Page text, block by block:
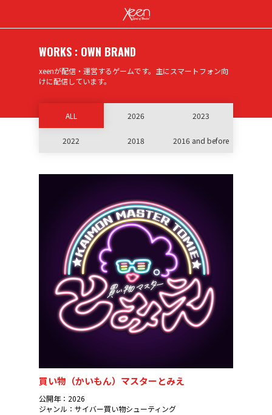
WORKS : OWN BRAND
xeenが配信・運営するゲームです。主にスマートフォン向
けに配信しています。
ALL 2026 2023
2022 2018 2016 and before
買い物（かいもん）マスターとみえ
公開年：2026
ジャンル：サイバー買い物シューティング